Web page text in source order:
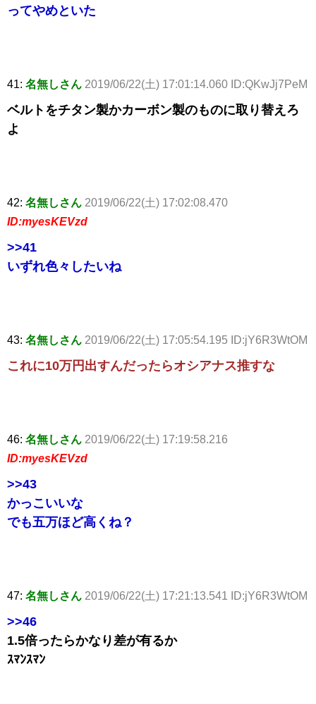
ってやめといた
41: 名無しさん 2019/06/22(土) 17:01:14.060 ID:QKwJj7PeM
ベルトをチタン製かカーボン製のものに取り替えろ
よ
42: 名無しさん 2019/06/22(土) 17:02:08.470
ID:myesKEVzd
>>41
いずれ色々したいね
43: 名無しさん 2019/06/22(土) 17:05:54.195 ID:jY6R3WtOM
これに10万円出すんだったらオシアナス推すな
46: 名無しさん 2019/06/22(土) 17:19:58.216
ID:myesKEVzd
>>43
かっこいいな
でも五万ほど高くね？
47: 名無しさん 2019/06/22(土) 17:21:13.541 ID:jY6R3WtOM
>>46
1.5倍ったらかなり差が有るか
ｽﾏﾝｽﾏﾝ